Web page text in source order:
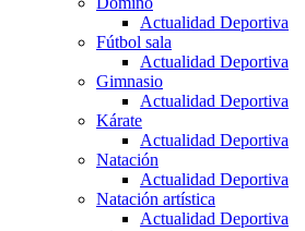
Actualidad Deportiva
Fútbol sala
Actualidad Deportiva
Gimnasio
Actualidad Deportiva
Kárate
Actualidad Deportiva
Natación
Actualidad Deportiva
Natación artística
Actualidad Deportiva